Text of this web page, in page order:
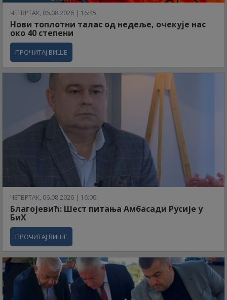
ЧЕТВРТАК, 06.08.2026 | 16:45
Нови топлотни талас од недеље, очекује нас
око 40 степени
ПРОЧИТАЈ ВИШЕ
ЧЕТВРТАК, 06.08.2026 | 16:00
Благојевић: Шест питања Амбасади Русије у
БиХ
ПРОЧИТАЈ ВИШЕ